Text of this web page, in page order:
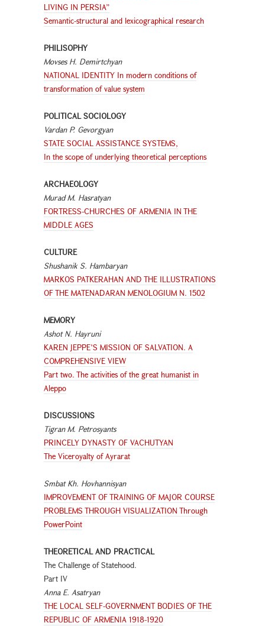
LIVING IN PERSIA”
Semantic-structural and lexicographical research
PHILISOPHY
Movses H. Demirtchyan
NATIONAL IDENTITY In modern conditions of
transformation of value system
POLITICAL SOCIOLOGY
Vardan P. Gevorgyan
STATE SOCIAL ASSISTANCE SYSTEMS,
In the scope of underlying theoretical perceptions
ARCHAEOLOGY
Murad M. Hasratyan
FORTRESS-CHURCHES OF ARMENIA IN THE
MIDDLE AGES
CULTURE
Shushanik S. Hambaryan
MARKOS PATKERAHAN AND THE ILLUSTRATIONS
OF THE MATENADARAN MENOLOGIUM N. 1502
MEMORY
Ashot N. Hayruni
KAREN JEPPE’S MISSION OF SALVATION. A
COMPREHENSIVE VIEW
Part two. The activities of the great humanist in
Aleppo
DISCUSSIONS
Tigran M. Petrosyants
PRINCELY DYNASTY OF VACHUTYAN
The Viceroyalty of Ayrarat
Smbat Kh. Hovhannisyan
IMPROVEMENT OF TRAINING OF MAJOR COURSE
PROBLEMS THROUGH VISUALIZATION Through
PowerPoint
THEORETICAL AND PRACTICAL
The Challenge of Statehood.
Part IV
Anna E. Asatryan
THE LOCAL SELF-GOVERNMENT BODIES OF THE
REPUBLIC OF ARMENIA 1918-1920